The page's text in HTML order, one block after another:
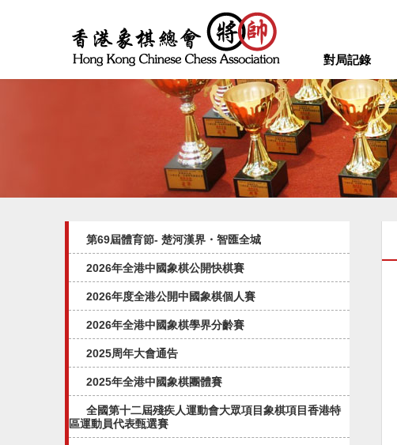
對局記錄
第69屆體育節- 楚河漢界・智匯全城
2026年全港中國象棋公開快棋賽
2026年度全港公開中國象棋個人賽
2026年全港中國象棋學界分齡賽
2025周年大會通告
2025年全港中國象棋團體賽
全國第十二屆殘疾人運動會大眾項目象棋項目香港特
區運動員代表甄選賽